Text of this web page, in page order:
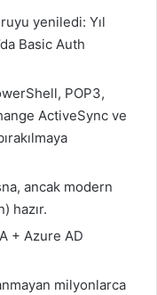
yeniledi: Yıl
Basic Auth
POP3,
ActiveSync ve
ancak modern
hazır.
+ Azure AD
milyonlarca